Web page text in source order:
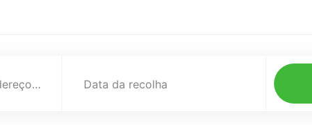
Destino (cidade ou endereço) Data da recolha